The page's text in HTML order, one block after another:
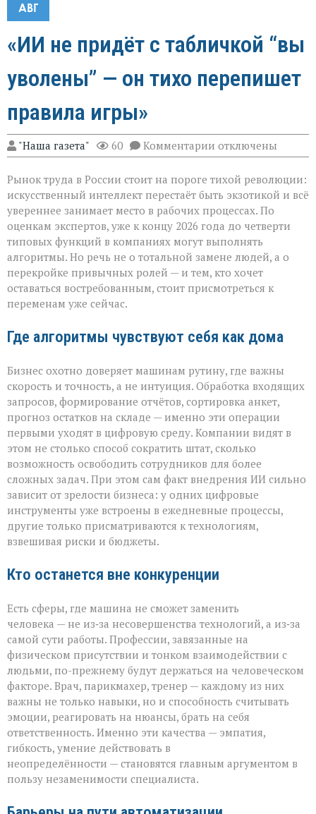
АВГ
«ИИ не придёт с табличкой “вы
уволены” — он тихо перепишет
правила игры»
"Наша газета" 60 Комментарии к
записи
не
придёт
табличкой
“вы
уволены” — он
тихо
перепишет
правила
игры»
отключены
Рынок труда в России стоит на пороге тихой революции:
искусственный интеллект перестаёт быть экзотикой и всё
увереннее занимает место в рабочих процессах. По
оценкам экспертов, уже к концу 2026 года до четверти
типовых функций в компаниях могут выполнять
алгоритмы. Но речь не о тотальной замене людей, а о
перекройке привычных ролей — и тем, кто хочет
оставаться востребованным, стоит присмотреться к
переменам уже сейчас.
Где алгоритмы чувствуют себя как дома
Бизнес охотно доверяет машинам рутину, где важны
скорость и точность, а не интуиция. Обработка входящих
запросов, формирование отчётов, сортировка анкет,
прогноз остатков на складе — именно эти операции
первыми уходят в цифровую среду. Компании видят в
этом не столько способ сократить штат, сколько
возможность освободить сотрудников для более
сложных задач. При этом сам факт внедрения ИИ сильно
зависит от зрелости бизнеса: у одних цифровые
инструменты уже встроены в ежедневные процессы,
другие только присматриваются к технологиям,
взвешивая риски и бюджеты.
Кто останется вне конкуренции
Есть сферы, где машина не сможет заменить
человека — не из‑за несовершенства технологий, а из‑за
самой сути работы. Профессии, завязанные на
физическом присутствии и тонком взаимодействии с
людьми, по-прежнему будут держаться на человеческом
факторе. Врач, парикмахер, тренер — каждому из них
важны не только навыки, но и способность считывать
эмоции, реагировать на нюансы, брать на себя
ответственность. Именно эти качества — эмпатия,
гибкость, умение действовать в
неопределённости — становятся главным аргументом в
пользу незаменимости специалиста.